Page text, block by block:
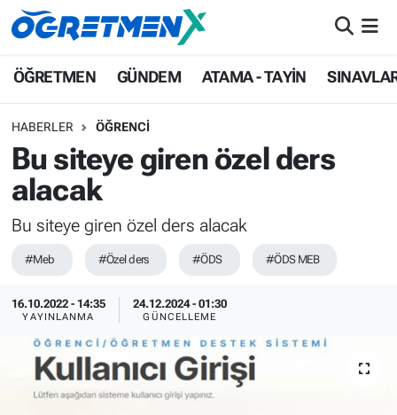
ÖĞRETMEN GÜNDEM ATAMA - TAYİN
HABERLER ÖĞRENCİ
Bu siteye giren özel ders
alacak
Bu siteye giren özel ders alacak
#Meb #Özel ders #ÖDS #ÖDS MEB
16.10.2022 - 14:35
YAYINLANMA
24.12.2024 - 01:30
GÜNCELLEME
ÖĞRETMEN
ATAMA - TAYİN
SINAVLAR
HAYATIN İÇİNDEN
UZMAN ÖĞRETMENLİK
EKONOMİ
İstanbul Nöbetçi Eczaneler
İstanbul Namaz Vakitleri
İstanbul Trafik Yoğunluk Haritası
Süper Lig Puan Durumu ve Fikstür
Tüm Manşetler
Son Dakika Haberleri
Haber Arşivi